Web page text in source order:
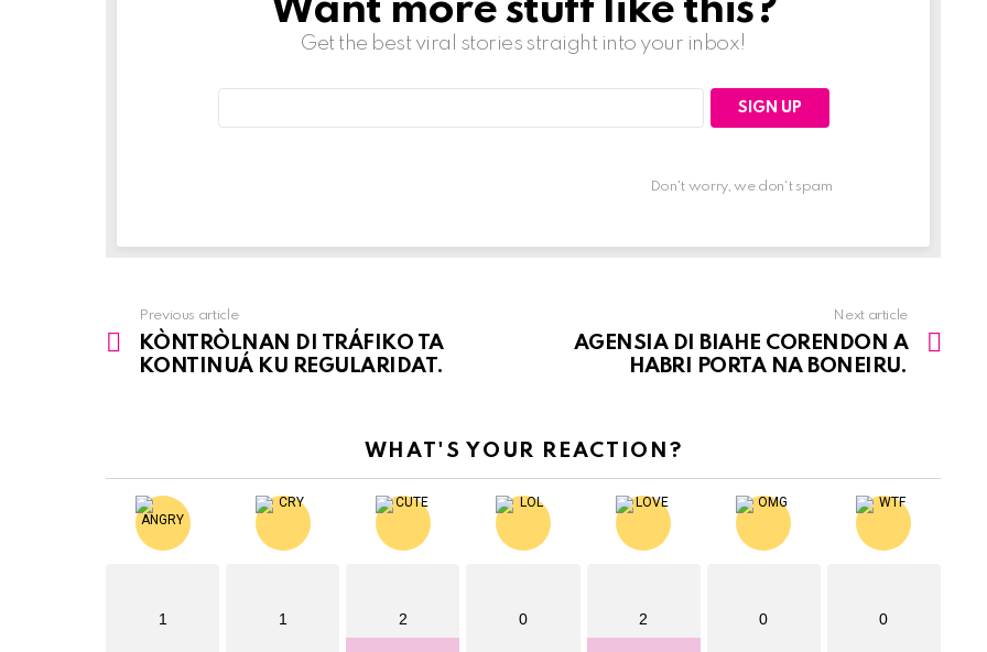
Want more stuff like this?
Get the best viral stories straight into your inbox!
Don't worry, we don't spam
See
more
Previous article
KÒNTRÒLNAN DI TRÁFIKO TA
KONTINUÁ KU REGULARIDAT.
Next article
AGENSIA DI BIAHE CORENDON A
HABRI PORTA NA BONEIRU.
WHAT'S YOUR REACTION?
1 1 2 0 2 0 0